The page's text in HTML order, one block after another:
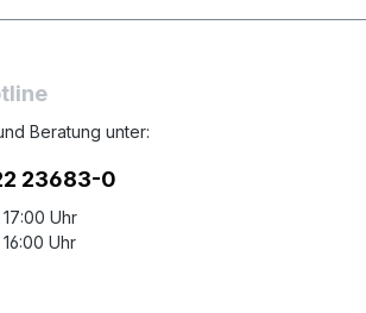
Beratung unter:
23683-0
Uhr
Uhr